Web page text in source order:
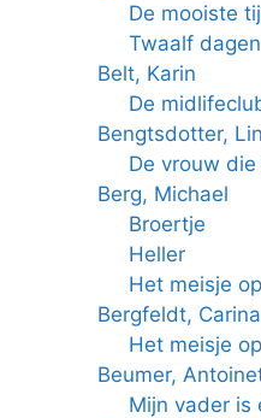
De mooiste
Twaalf
Belt, Karin
De
Bengtsdotter,
De vrouw
Berg, Michael
Broertje
Heller
Het meisje
Bergfeldt, Carina
Het meisje
Beumer,
Mijn vader is